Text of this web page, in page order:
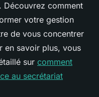
Découvrez comment
votre gestion
de vous concentrer
en savoir plus, vous
sur comment
au secrétariat